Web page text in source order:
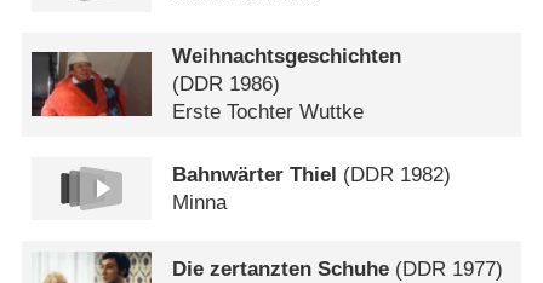
Weihnachtsgeschichten
(DDR 1986)
Erste Tochter Wuttke
Bahnwärter Thiel (DDR 1982)
Minna
Die zertanzten Schuhe (DDR 1977)